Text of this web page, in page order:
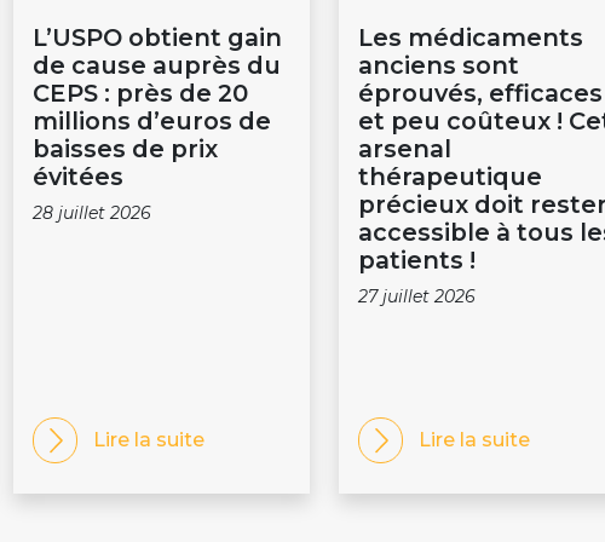
L’USPO obtient gain
de cause auprès du
CEPS : près de 20
millions d’euros de
baisses de prix
évitées
28 juillet 2026
Lire la suite
Les médicaments
anciens sont
éprouvés, efficaces
et peu coûteux !
arsenal
thérapeutique
précieux doit rester
accessible à tous
patients !
27 juillet 2026
Lire la suite